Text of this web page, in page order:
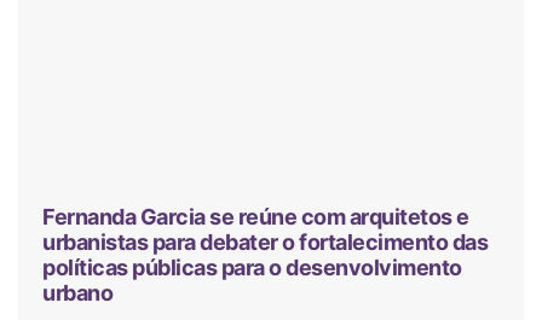
Fernanda Garcia se reúne com arquitetos e
urbanistas para debater o fortalecimento das
políticas públicas para o desenvolvimento
urbano